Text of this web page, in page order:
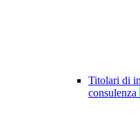
Titolari di
consulenza